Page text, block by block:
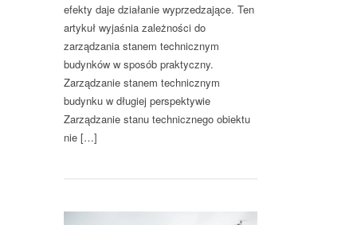
efekty daje działanie wyprzedzające. Ten
artykuł wyjaśnia zależności do
zarządzania stanem technicznym
budynków w sposób praktyczny.
Zarządzanie stanem technicznym
budynku w długiej perspektywie
Zarządzanie stanu technicznego obiektu
nie […]